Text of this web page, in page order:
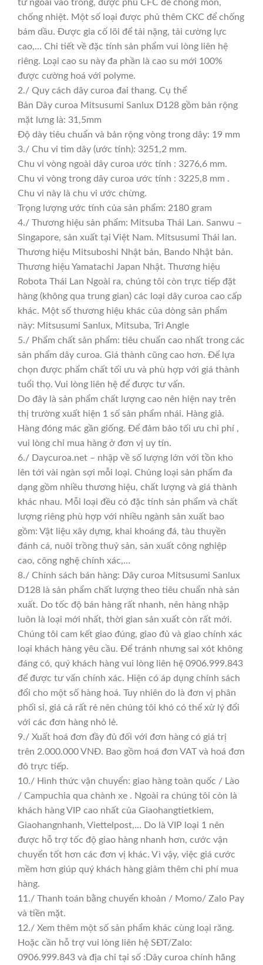
từ ngoài vào trong, được phủ CFC để chống mòn,
chống nhiệt. Một số loại được phủ thêm CKC để chống
bám dầu. Được gia cố lõi để tải nặng, tải cường lực
cao,… Chi tiết về đặc tính sản phẩm vui lòng liên hệ
riêng. Loại cao su này đa phần là cao su mới 100%
được cường hoá với polyme.
2./ Quy cách dây curoa đai thang. Cụ thể
Bản Dây curoa Mitsusumi Sanlux D128 gồm bản rộng
mặt lưng là: 31,5mm
Độ dày tiêu chuẩn và bản rộng vòng trong dây: 19 mm
3./ Chu vi tim dây (ước tính): 3251,2 mm.
Chu vi vòng ngoài dây curoa ước tính : 3276,6 mm.
Chu vi vòng trong dây curoa ước tính : 3225,8 mm .
Chu vi này là chu vi ước chừng.
Trọng lượng ước tính của sản phẩm: 2180 gram
4./ Thương hiệu sản phẩm: Mitsuba Thái Lan. Sanwu –
Singapore, sản xuất tại Việt Nam. Mitsusumi Thái lan.
Thương hiệu Mitsuboshi Nhật bản, Bando Nhật bản.
Thương hiệu Yamatachi Japan Nhật. Thương hiệu
Robota Thái Lan Ngoài ra, chúng tôi còn trực tiếp đặt
hàng (không qua trung gian) các loại dây curoa cao cấp
khác. Một số thương hiệu khác của dòng sản phẩm
này: Mitsusumi Sanlux, Mitsuba, Tri Angle
5./ Phẩm chất sản phẩm: tiêu chuẩn cao nhất trong các
sản phẩm dây curoa. Giá thành cũng cao hơn. Để lựa
chọn được phẩm chất tối ưu và phù hợp với giá thành
tuổi thọ. Vui lòng liên hệ để được tư vấn.
Do đây là sản phẩm chất lượng cao nên hiện nay trên
thị trường xuất hiện 1 số sản phẩm nhái. Hàng giả.
Hàng đóng mác gần giống. Để đảm bảo tối ưu chi phí ,
vui lòng chỉ mua hàng ở đơn vị uy tín.
6./ Daycuroa.net – nhập về số lượng lớn với tồn kho
lên tới vài ngàn sợi mỗi loại. Chủng loại sản phẩm đa
dạng gồm nhiều thương hiệu, chất lượng và giá thành
khác nhau. Mỗi loại đều có đặc tính sản phẩm và chất
lượng riêng phù hợp với nhiều ngành sản xuất bao
gồm: Vật liệu xây dựng, khai khoáng đá, tàu thuyền
đánh cá, nuôi trồng thuỷ sản, sản xuất công nghiệp
cao, công nghệ chính xác,…
8./ Chính sách bán hàng: Dây curoa Mitsusumi Sanlux
D128 là sản phẩm chất lượng theo tiêu chuẩn nhà sản
xuất. Do tốc độ bán hàng rất nhanh, nên hàng nhập
luôn là loại mới nhất, thời gian sản xuất còn rất mới.
Chúng tôi cam kết giao đúng, giao đủ và giao chính xác
loại khách hàng yêu cầu. Để tránh nhưng sai xót không
đáng có, quý khách hàng vui lòng liên hệ 0906.999.843
để được tư vấn chính xác. Hiện có áp dụng chính sách
đổi cho một số hàng hoá. Tuy nhiên do là đơn vị phân
phối sỉ, giá cả rất rẻ nên chúng tôi khó có thể xử lý đổi
với các đơn hàng nhỏ lẻ.
9./ Xuất hoá đơn đầy đủ đối với đơn hàng có giá trị
trên 2.000.000 VNĐ. Bao gồm hoá đơn VAT và hoá đơn
đỏ trực tiếp.
10./ Hình thức vận chuyển: giao hàng toàn quốc / Lào
/ Campuchia qua chành xe . Ngoài ra chúng tôi còn là
khách hàng VIP cao nhất của Giaohangtietkiem,
Giaohangnhanh, Viettelpost,… Do là VIP loại 1 nên
được hỗ trợ tốc độ giao hàng nhanh hơn, cước vận
chuyển tốt hơn các đơn vị khác. Vì vậy, việc giá cước
mềm hơn giúp quý khách hàng giảm thêm chi phí mua
hàng.
11./ Thanh toán bằng chuyển khoản / Momo/ Zalo Pay
và tiền mặt.
12./ Xem thêm một số sản phẩm khác cùng loại răng.
Hoặc cần hỗ trợ vui lòng liên hệ SĐT/Zalo:
0906.999.843 và địa chỉ tại số :Dây curoa chính hãng